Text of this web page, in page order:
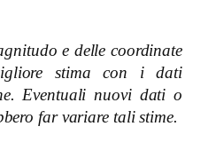
e delle coordinate
stima con i dati
Eventuali nuovi dati o
far variare tali stime.